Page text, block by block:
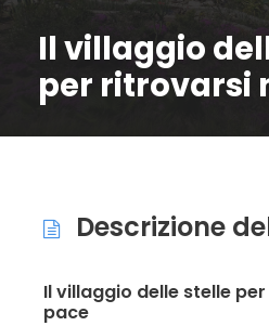
Il villaggio
per ritrovarsi
Descrizione
Il villaggio delle stelle
pace